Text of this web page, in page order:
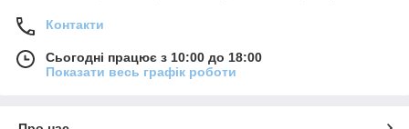
Контакти
Сьогодні працює з 10:00 до 18:00
Показати весь графік роботи